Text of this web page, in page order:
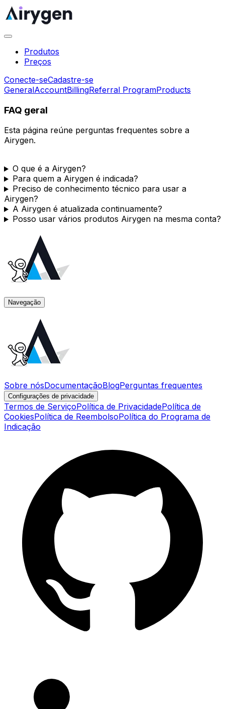
Produtos
Preços
Conecte-seCadastre-se
GeneralAccountBillingReferral ProgramProducts
FAQ geral
Esta página reúne perguntas frequentes sobre a
Airygen.
O que é a Airygen?
Para quem a Airygen é indicada?
Preciso de conhecimento técnico para usar a
Airygen?
A Airygen é atualizada continuamente?
Posso usar vários produtos Airygen na mesma conta?
Navegação
Sobre nósDocumentaçãoBlogPerguntas frequentes
Configurações de privacidade
Termos de ServiçoPolítica de PrivacidadePolítica de
CookiesPolítica de ReembolsoPolítica do Programa de
Indicação